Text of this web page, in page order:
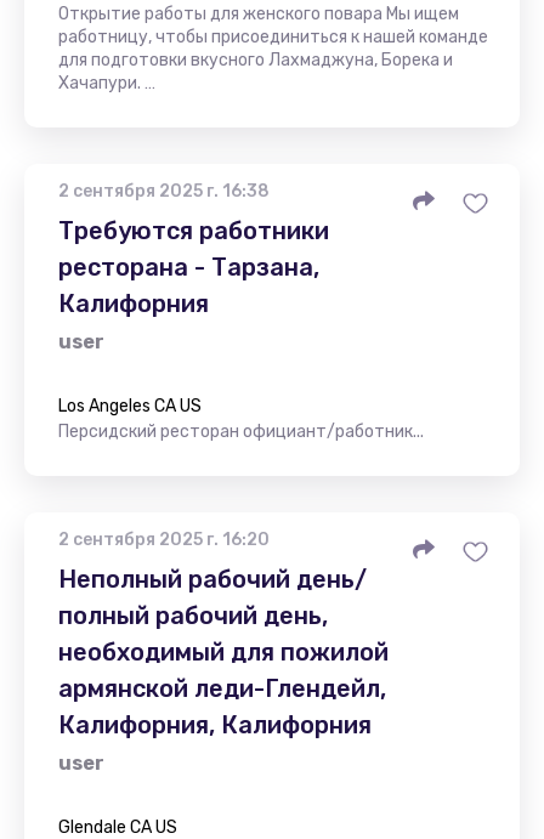
Открытие работы для женского повара Мы ищем
работницу, чтобы присоединиться к нашей команде
для подготовки вкусного Лахмаджуна, Борека и
Хачапури. …
2 сентября 2025 г. 16:38
Требуются работники
ресторана - Тарзана,
Калифорния
user
Los Angeles CA US
Персидский ресторан официант/работник...
2 сентября 2025 г. 16:20
Неполный рабочий день/
полный рабочий день,
необходимый для пожилой
армянской леди-Глендейл,
Калифорния, Калифорния
user
Glendale CA US